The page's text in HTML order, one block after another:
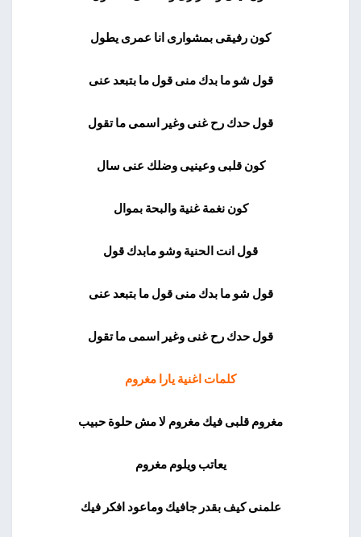
كون رفيقى بمشوارى انا عمرى يطول
قول شو ما بدك منى قول ما بتبعد عنى
قول حدك رح غنى وغير اسمى ما تقول
كون قلبى وعينيى وضلك عنى سال
كون نغمة غنية والبحة بموال
قول انت الحنية وشو مابدك قول
قول شو ما بدك منى قول ما بتبعد عنى
قول حدك رح غنى وغير اسمى ما تقول
كلمات اغنية يارا مغروم
مغروم قلبى فيك مغروم لا مش حلوة حبيب
يعاتب ويلوم مغروم
علمنى كيف بقدر جافيك وماعود افكر فيك